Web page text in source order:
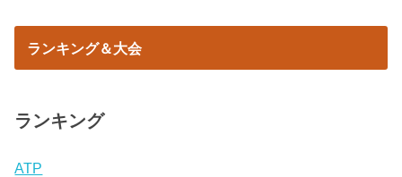
ランキング＆大会
ランキング
ATP